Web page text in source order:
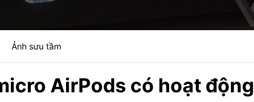
Ảnh sưu tầm
AirPods có hoạt động